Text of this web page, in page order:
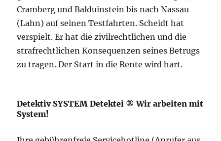
Cramberg und Balduinstein bis nach Nassau
(Lahn) auf seinen Testfahrten. Scheidt hat
verspielt. Er hat die zivilrechtlichen und die
strafrechtlichen Konsequenzen seines Betrugs
zu tragen. Der Start in die Rente wird hart.
Detektiv SYSTEM Detektei ® Wir arbeiten mit
System!